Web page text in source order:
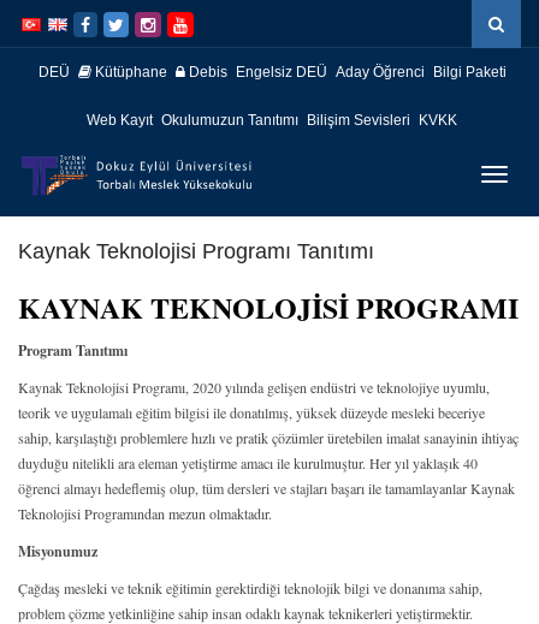
atla
Navigasyona
atla
DEÜ Kütüphane Debis Engelsiz DEÜ Aday Öğrenci Bilgi Paketi
Web Kayıt Okulumuzun Tanıtımı Bilişim Sevisleri KVKK
Kaynak Teknolojisi Programı Tanıtımı
KAYNAK TEKNOLOJİSİ PROGRAMI
Program Tanıtımı
Kaynak Teknolojisi Programı, 2020 yılında gelişen endüstri ve teknolojiye uyumlu,
teorik ve uygulamalı eğitim bilgisi ile donatılmış, yüksek düzeyde mesleki beceriye
sahip, karşılaştığı problemlere hızlı ve pratik çözümler üretebilen imalat sanayinin ihtiyaç
duyduğu nitelikli ara eleman yetiştirme amacı ile kurulmuştur. Her yıl yaklaşık 40
öğrenci almayı hedeflemiş olup, tüm dersleri ve stajları başarı ile tamamlayanlar Kaynak
Teknolojisi Programından mezun olmaktadır.
Misyonumuz
Çağdaş mesleki ve teknik eğitimin gerektirdiği teknolojik bilgi ve donanıma sahip,
problem çözme yetkinliğine sahip insan odaklı kaynak teknikerleri yetiştirmektir.